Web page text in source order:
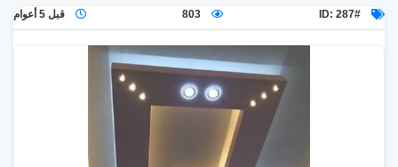
ID: 287#
803 قبل 5 أعوام